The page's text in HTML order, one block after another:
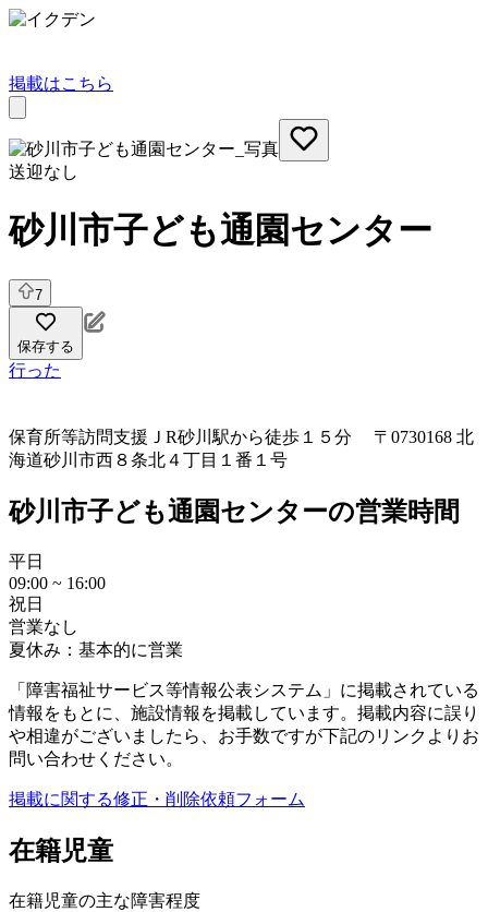
掲載はこちら
送迎なし
砂川市子ども通園センター
7
保存する
行った
保育所等訪問支援 ＪR砂川駅から徒歩１５分 〒0730168 北
海道砂川市西８条北４丁目１番１号
砂川市子ども通園センターの営業時間
平日
09:00 ~ 16:00
祝日
営業なし
夏休み：基本的に営業
「障害福祉サービス等情報公表システム」に掲載されている
情報をもとに、施設情報を掲載しています。掲載内容に誤り
や相違がございましたら、お手数ですが下記のリンクよりお
問い合わせください。
掲載に関する修正・削除依頼フォーム
在籍児童
在籍児童の主な障害程度